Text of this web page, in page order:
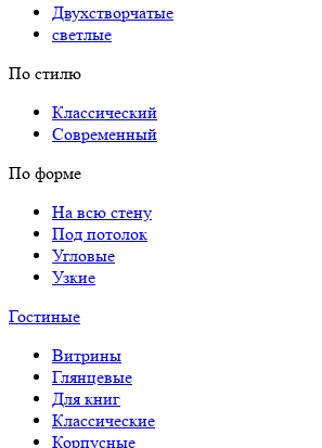
Двухстворчатые
светлые
По стилю
Классический
Современный
По форме
На всю стену
Под потолок
Угловые
Узкие
Гостиные
Витрины
Глянцевые
Для книг
Классические
Корпусные